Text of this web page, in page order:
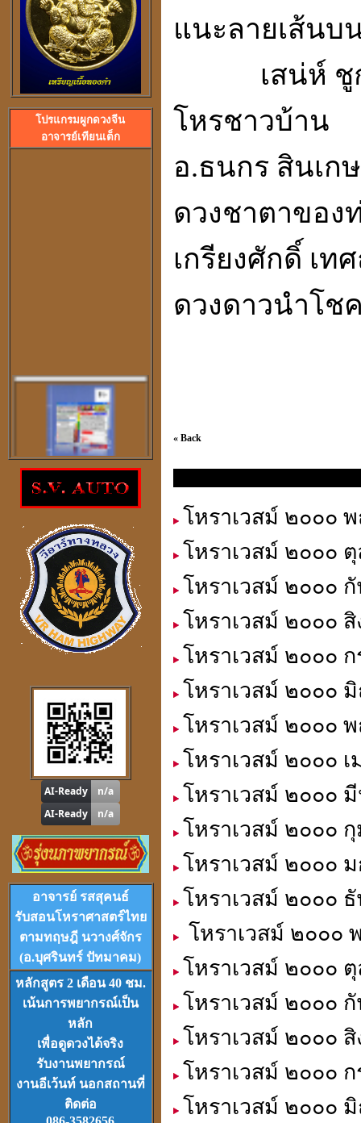
ลวงพ่อปลื้ม วัดสวนหงส
พระอาจารย์ปุ้ม วัดศาลาแดง
โปรแกรมผูกดวงจีน
อาจารย์เทียนเต็ก
ตรวจสอบโชคลาภความ
ร่ำรวย
ราคา 300บาท
โปรแกรมดูดวงจีน2ภาษา
windows mobile
โปรแกรมดวงจีน
"รู้หนึ่ง-รู้หมด"
ดูดวง,หาฤกษ์ด้วยตนเอง
Version 1
ราคา 1,000
บาท
DVDเรียนดวงจีน
ชุดที่ 1-2-3
อาจารย์ รสสุคนธ์
รับสอนโหราศาสตร์ไทย
ตามทฤษฎี นวางศ์จักร
(อ.บุศรินทร์ ปัทมาคม)
หลักสูตร 2 เดือน 40 ชม.
เน้นการพยากรณ์เป็น
หลัก
เพื่อดูดวงได้จริง
รับงานพยากรณ์
งานอีเว้นท์ นอกสถานที่
ติดต่อ
แนะลายเส้นบ
เสน่ห์
โหรชาวบ้าน
อ.ธนกร สินเก
ดวงชาตาของ
เกรียงศักดิ์ เท
ดวงดาวนำโช
« Back
โหราเวสม์ ๒๐๐๐
โหราเวสม์ ๒๐๐๐
โหราเวสม์ ๒๐๐๐
โหราเวสม์ ๒๐๐๐
โหราเวสม์ ๒๐๐๐
โหราเวสม์ ๒๐๐๐
โหราเวสม์ ๒๐๐๐
โหราเวสม์ ๒๐๐๐
โหราเวสม์ ๒๐๐๐
โหราเวสม์ ๒๐๐๐
โหราเวสม์ ๒๐๐๐
โหราเวสม์ ๒๐๐๐
โหราเวสม์ ๒๐๐
โหราเวสม์ ๒๐๐๐
โหราเวสม์ ๒๐๐๐
โหราเวสม์ ๒๐๐๐
โหราเวสม์ ๒๐๐๐
โหราเวสม์ ๒๐๐๐